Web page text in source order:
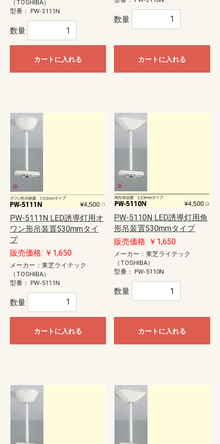
（TOSHIBA）
型番： PW-3111N
数量
カートに入れる
数量
カートに入れる
PW-5111N LED誘導灯用オ
ワン形吊装置530mmタイ
プ
販売価格: ￥1,650
メーカー：東芝ライテック
（TOSHIBA）
型番： PW-5111N
数量
カートに入れる
PW-5110N LED誘導灯用角
形吊装置530mmタイプ
販売価格: ￥1,650
メーカー：東芝ライテック
（TOSHIBA）
型番： PW-5110N
数量
カートに入れる